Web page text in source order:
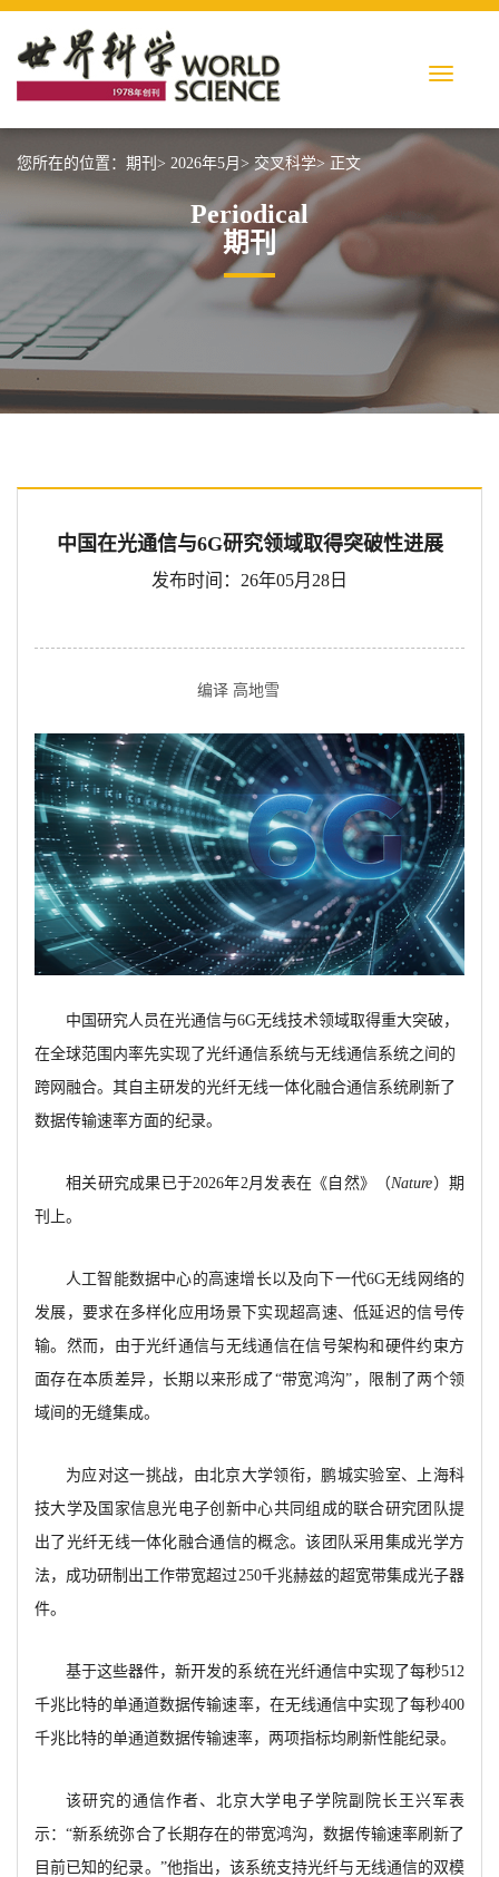
您所在的位置： 期刊> 2026年5月> 交叉科学> 正文
Periodical
期刊
中国在光通信与6G研究领域取得突破性进展
发布时间：26年05月28日
编译 高地雪
中国研究人员在光通信与6G无线技术领域取得重大突破，
在全球范围内率先实现了光纤通信系统与无线通信系统之间的
跨网融合。其自主研发的光纤无线一体化融合通信系统刷新了
数据传输速率方面的纪录。
相关研究成果已于2026年2月发表在《自然》（Nature）期
刊上。
人工智能数据中心的高速增长以及向下一代6G无线网络的
发展，要求在多样化应用场景下实现超高速、低延迟的信号传
输。然而，由于光纤通信与无线通信在信号架构和硬件约束方
面存在本质差异，长期以来形成了“带宽鸿沟”，限制了两个领
域间的无缝集成。
为应对这一挑战，由北京大学领衔，鹏城实验室、上海科
技大学及国家信息光电子创新中心共同组成的联合研究团队提
出了光纤无线一体化融合通信的概念。该团队采用集成光学方
法，成功研制出工作带宽超过 250千兆赫兹的超宽带集成光子器
件。
基于这些器件，新开发的系统在光纤通信中实现了每秒512
千兆比特的单通道数据传输速率，在无线通信中实现了每秒400
千兆比特的单通道数据传输速率，两项指标均刷新性能纪录。
该研究的通信作者、北京大学电子学院副院长王兴军表
示：“新系统弥合了长期存在的带宽鸿沟，数据传输速率刷新了
目前已知的纪录。”他指出，该系统支持光纤与无线通信的双模